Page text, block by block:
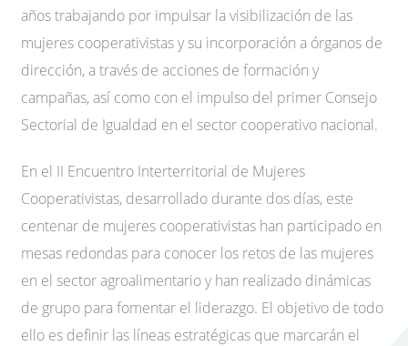
años trabajando por impulsar la visibilización de las
mujeres cooperativistas y su incorporación a órganos de
dirección, a través de acciones de formación y
campañas, así como con el impulso del primer Consejo
Sectorial de Igualdad en el sector cooperativo nacional.
En el II Encuentro Interterritorial de Mujeres
Cooperativistas, desarrollado durante dos días, este
centenar de mujeres cooperativistas han participado en
mesas redondas para conocer los retos de las mujeres
en el sector agroalimentario y han realizado dinámicas
de grupo para fomentar el liderazgo. El objetivo de todo
ello es definir las líneas estratégicas que marcarán el